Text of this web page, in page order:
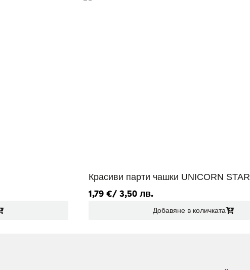
Красиви парти чашки UNICORN STAR
1,79 €/ 3,50 лв.
Добавяне в количката